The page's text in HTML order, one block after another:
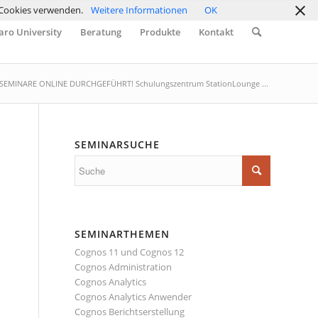
University Beratung Produkte Kontakt
ONLINE DURCHGEFÜHRT! Schulungszentrum StationLounge ...
SEMINARSUCHE
SEMINARTHEMEN
Cognos 11 und Cognos 12
Cognos Administration
Cognos Analytics
Cognos Analytics Anwender
Cognos Berichtserstellung
verwenden. Weitere Informationen OK